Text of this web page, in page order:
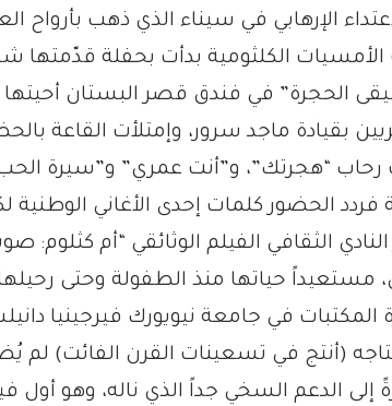
الإرهابي في سيناء الذي ذهب بأرواح
الأمسيات الكلثومية بدأت بحفلة
الحجرة” في فندق قصر البستان أحيتها
بقيادة ماجد سرور، وإمتلأت القاعة
“هجرتك”، و”أنت عمري” و”سيرة
فردد الحضور كلمات إحدى الأغاني
النادي الثقافي الفيلم الوثائقي “أم
مستعيداً حياتها منذ الطفولة وحتى
المكتبات في جامعة نيويورك فيرجينيا
(أنتج في تسعينات القرن الفائت)
إلى الدعم السخي جداً الذي ناله، وهو أول